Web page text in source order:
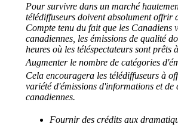
Pour survivre dans un marché
télédiffuseurs doivent absolument offrir
Compte tenu du fait que les Canadiens
canadiennes, les émissions de qualité
heures où les téléspectateurs sont prêts
Augmenter le nombre de catégories
Cela encouragera les télédiffuseurs à
variété d'émissions d'informations et de
canadiennes.
Fournir des crédits aux